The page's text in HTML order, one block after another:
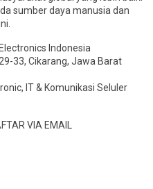
sumber daya manusia dan
Indonesia
33, Cikarang, Jawa Barat
IT & Komunikasi Seluler
VIA EMAIL